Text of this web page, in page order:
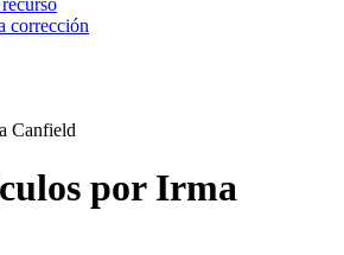
corrección
Canfield
por Irma